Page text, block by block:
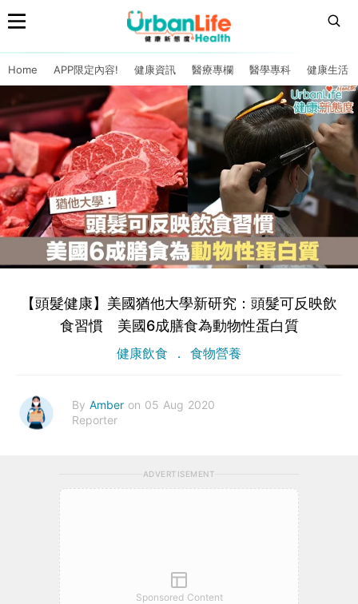
Home APP限定內容! 健康資訊 醫療專欄 醫學專科 健康生活
【頭髮健康】美國猶他大學新研究：頭髮可反映飲
食習慣 美國6成膳食為動物性蛋白質
健康飲食 食物營養
By Amber on 05 Aug 2020
Reporter
ADVERTISEMENT
Sponsored Content